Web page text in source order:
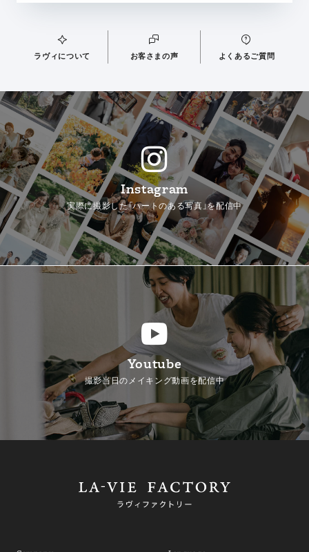
ラヴィについて お客さまの声 よくあるご質問
Instagram
実際に撮影した「ハートのある写真」を配信中
Youtube
撮影当日のメイキング動画を配信中